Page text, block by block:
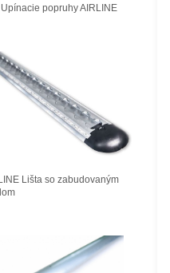
popruhy AIRLINE
Lišta so zabudovaným